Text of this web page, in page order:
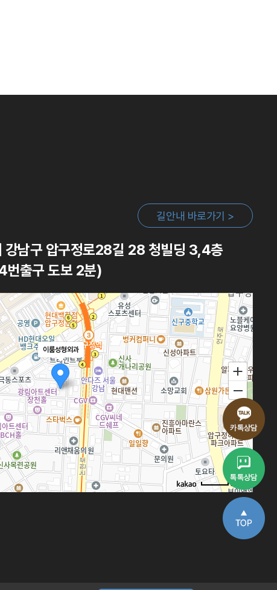
길안내 바로가기 >
강남구 압구정로28길 28 청빌딩 3,4층
번출구 도보 2분)
이룸성형외과
100m
지도 크게 보기